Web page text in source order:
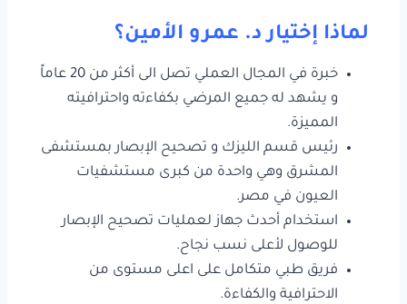
لماذا إختيار د. عمرو الأمين؟
خبرة في المجال العملي تصل الى أكثر من 20 عاماً
و يشهد له جميع المرضي بكفاءته واحترافيته
المميزة.
رئيس قسم الليزك و تصحيح الإبصار بمستشفى
المشرق وهي واحدة من كبرى مستشفيات
العيون في مصر.
استخدام أحدث جهاز لعمليات تصحيح الإبصار
للوصول لأعلى نسب نجاح.
فريق طبي متكامل على اعلى مستوى من
الاحترافية والكفاءة.